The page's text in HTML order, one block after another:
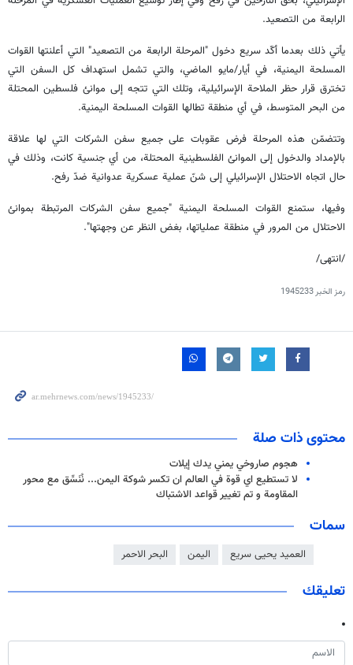
الرابعة من التصعيد.
يأتي ذلك بعدما أكّد سريع دخول "المرحلة الرابعة من التصعيد" التي أعلنتها القوات
المسلحة اليمنية، في أيار/مايو الماضي، والتي تشمل استهداف كل السفن التي
تخترق قرار حظر الملاحة الإسرائيلية، وتلك التي تتجه إلى موانئ فلسطين المحتلة
من البحر المتوسط، في أي منطقة تطالها القوات المسلحة اليمنية.
وتتضمّن هذه المرحلة فرض عقوبات على جميع سفن الشركات التي لها علاقة
بالإمداد والدخول إلى الموانئ الفلسطينية المحتلة، من أي جنسية كانت، وذلك في
حال اتجاه الاحتلال الإسرائيلي إلى شنّ عملية عسكرية عدوانية ضدّ رفح.
وفيها، ستمنع القوات المسلحة اليمنية "جميع سفن الشركات المرتبطة بموانئ
الاحتلال من المرور في منطقة عملياتها، بغض النظر عن وجهتها".
/انتهی/
رمز الخبر1945233
محتوى ذات صلة
هجوم صاروخي يمني يدك إيلات
لا تستطيع اي قوة في العالم ان تكسر شوكة اليمن... نُنَسِّق مع محور
المقاومة و تم تغيير قواعد الاشتباك
سمات
العميد يحيى سريع اليمن البحر الاحمر
تعليقك